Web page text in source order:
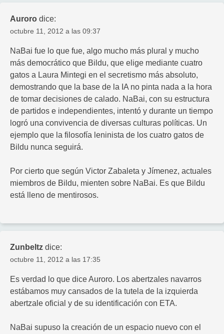
Auroro dice:
octubre 11, 2012 a las 09:37
NaBai fue lo que fue, algo mucho más plural y mucho
más democrático que Bildu, que elige mediante cuatro
gatos a Laura Mintegi en el secretismo más absoluto,
demostrando que la base de la IA no pinta nada a la hora
de tomar decisiones de calado. NaBai, con su estructura
de partidos e independientes, intentó y durante un tiempo
logró una convivencia de diversas culturas políticas. Un
ejemplo que la filosofía leninista de los cuatro gatos de
Bildu nunca seguirá.
Por cierto que según Victor Zabaleta y Jímenez, actuales
miembros de Bildu, mienten sobre NaBai. Es que Bildu
está lleno de mentirosos.
Zunbeltz dice:
octubre 11, 2012 a las 17:35
Es verdad lo que dice Auroro. Los abertzales navarros
estábamos muy cansados de la tutela de la izquierda
abertzale oficial y de su identificación con ETA.
NaBai supuso la creación de un espacio nuevo con el